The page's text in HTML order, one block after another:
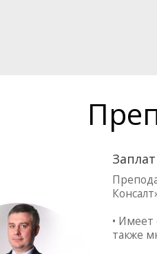
• Имеет
также